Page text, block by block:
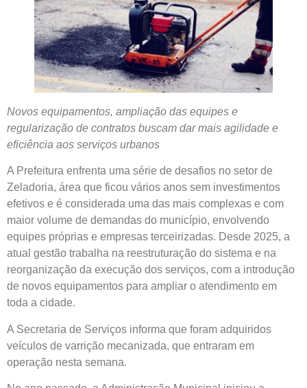
Novos equipamentos, ampliação das equipes e
regularização de contratos buscam dar mais agilidade e
eficiência aos serviços urbanos
A Prefeitura enfrenta uma série de desafios no setor de
Zeladoria, área que ficou vários anos sem investimentos
efetivos e é considerada uma das mais complexas e com
maior volume de demandas do município, envolvendo
equipes próprias e empresas terceirizadas. Desde 2025, a
atual gestão trabalha na reestruturação do sistema e na
reorganização da execução dos serviços, com a introdução
de novos equipamentos para ampliar o atendimento em
toda a cidade.
A Secretaria de Serviços informa que foram adquiridos
veículos de varrição mecanizada, que entraram em
operação nesta semana.